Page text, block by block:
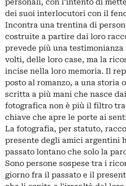
personali, con l’intento di
dei suoi interlocutori con il
Incontra una trentina di
costruite a partire dai loro
prevede più una
volti, delle loro case, ma la
incise nella loro memoria. Il
posto al romanzo, a una storia
scritta a più mani che nasce
fotografica non è più il filtro
chiave che apre le porte ai
La fotografia, per statuto,
presente degli amici argentini
passato lontano che solo la
Sono persone sospese tra i
giorno fra il passato e il